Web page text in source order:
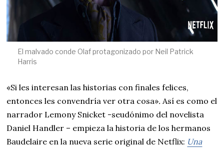
El malvado conde Olaf protagonizado por Neil Patrick
Harris
«Si les interesan las historias con finales felices,
entonces les convendría ver otra cosa».Así es como el
narrador Lemony Snicket -seudónimo del novelista
Daniel Handler – empieza la historia de los hermanos
Baudelaire en la nueva serie original de Netflix: Una